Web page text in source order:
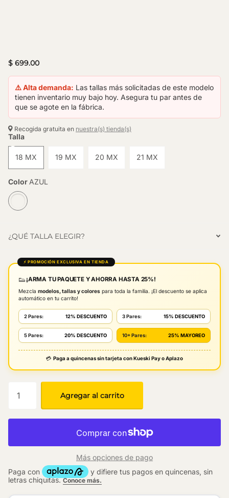
$ 699.00
⚠️ Alta demanda: Las tallas más solicitadas de este modelo
tienen inventario muy bajo hoy. Asegura tu par antes de
que se agote en la fábrica.
Recogida gratuita en nuestra(s) tienda(s)
Talla
18 MX 19 MX 20 MX 21 MX
Color AZUL
¿QUÉ TALLA ELEGIR?
⚡ PROMOCIÓN EXCLUSIVA EN TIENDA
👟 ¡ARMA TU PAQUETE Y AHORRA HASTA 25%!
Mezcla modelos, tallas y colores para toda la familia. ¡El descuento se aplica
automático en tu carrito!
2 Pares: 12% DESCUENTO 3 Pares: 15% DESCUENTO
5 Pares: 20% DESCUENTO 10+ Pares: 25% MAYOREO
💳 Paga a quincenas sin tarjeta con Kueski Pay o Aplazo
Agregar al carrito
Más opciones de pago